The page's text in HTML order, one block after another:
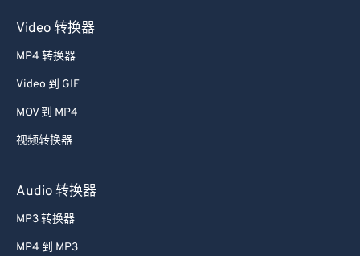
Video 转换器
MP4 转换器
Video 到 GIF
MOV 到 MP4
视频转换器
Audio 转换器
MP3 转换器
MP4 到 MP3